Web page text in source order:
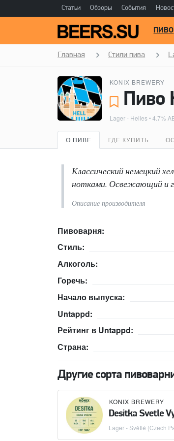
Статьи Обзоры События
ПИВО
Главная Стили пива
KONIX BREWERY
Пиво
Lager - Helles• 4.7%
О ПИВЕ ГДЕ КУПИТЬ
Классический немецкий
нотками. Освежающий и
Описание производителя
Пивоварня:
Стиль:
Алкоголь:
Горечь:
Начало выпуска:
Untappd:
Рейтинг в Untappd:
Страна:
Другие сорта
KONIX BREWERY
Desitka Svetle
Lager - Světlé (Czech